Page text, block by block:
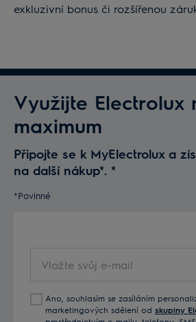
exkluzivní bonus či rozšířenou
Využijte Electrolux
maximum
Připojte se k MyElectrolux a
na další nákup*. *
*Povinné
svůj
mailAno, souhlasím se zasíláním
marketingových sdělení od skupiny